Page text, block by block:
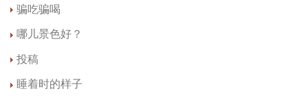
骗吃骗喝
哪儿景色好？
投稿
睡着时的样子